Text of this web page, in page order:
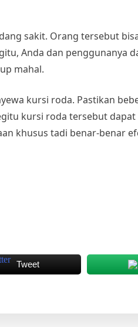
sakit. Orang tersebut
Anda dan penggunanya
mahal.
kursi roda. Pastikan
kursi roda tersebut
khusus tadi benar-benar
Tweet